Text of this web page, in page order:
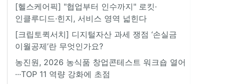
[헬스케어픽] "협업부터 인수까지" 로킷·
인클루디드·힌지, 서비스 영역 넓힌다
[크립토퀵서치] 디지털자산 과세 쟁점 ‘손실금
이월공제’란 무엇인가요?
농진원, 2026 농식품 창업콘테스트 워크숍 열어
···TOP 11 역량 강화에 초점